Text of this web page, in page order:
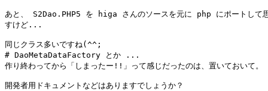
あと、 S2Dao.PHP5 を higa さんのソースを元に php にポートして
すけど...
同じクラス多いですね(^^;
# DaoMetaDataFactory とか ...
作り終わってから「しまったー!!」って感じだったのは、置いておいて。
開発者用ドキュメントなどはありますでしょうか？